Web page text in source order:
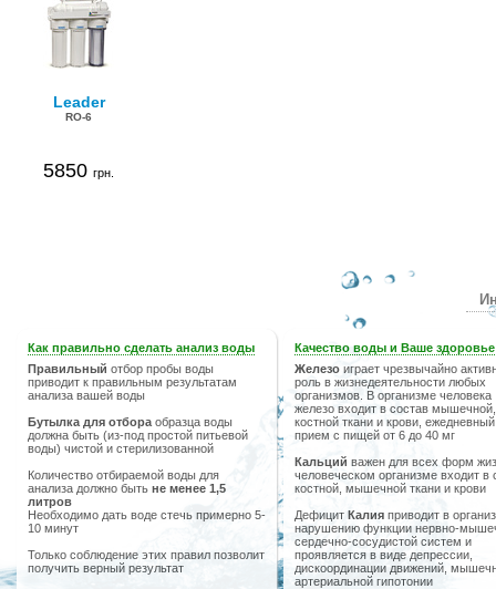
Leader
RO-6
5850 грн.
Как правильно сделать анализ воды
Правильный отбор пробы воды
приводит к правильным результатам
анализа вашей воды
Бутылка для отбора образца воды
должна быть (из-под простой питьевой
воды) чистой и стерилизованной
Количество отбираемой воды для
анализа должно быть не менее 1,5
литров
Необходимо дать воде стечь примерно 5-
10 минут
Только соблюдение этих правил позволит
получить верный результат
Качество воды и Ваше здоровье
Железо играет чрезвычайно
роль в жизнедеятельности любых
организмов. В организме человека
железо входит в состав мышечной,
костной ткани и крови, ежедневный
прием с пищей от 6 до 40 мг
Кальций важен для всех форм
человеческом организме входит в
костной, мышечной ткани и крови
Дефицит Калия приводит в
нарушению функции нервно-
сердечно-сосудистой систем и
проявляется в виде депрессии,
дискоординации движений,
артериальной гипотонии